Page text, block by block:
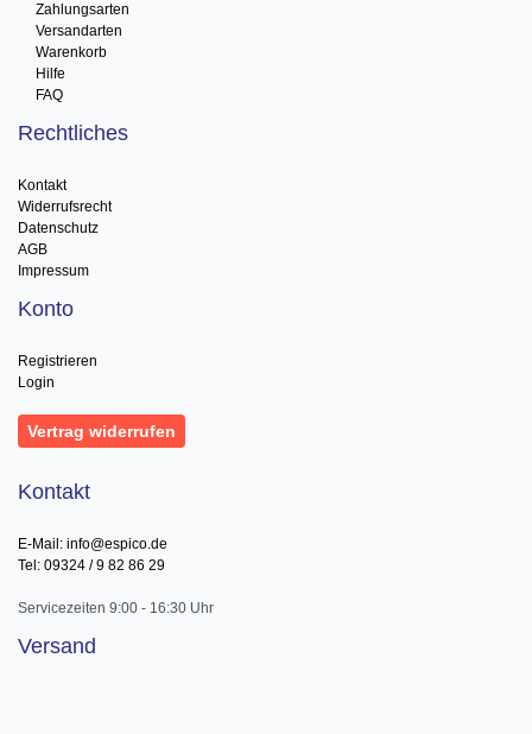
Zahlungsarten
Versandarten
Warenkorb
Hilfe
FAQ
Rechtliches
Kontakt
Widerrufsrecht
Datenschutz
AGB
Impressum
Konto
Registrieren
Login
Vertrag widerrufen
Kontakt
E-Mail: info@espico.de
Tel: 09324 / 9 82 86 29
Servicezeiten 9:00 - 16:30 Uhr
Versand